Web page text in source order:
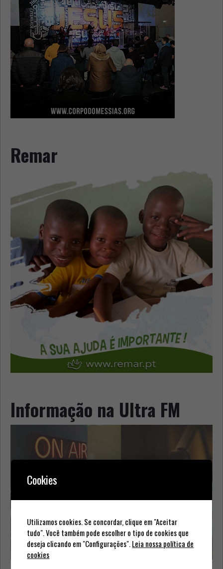
Remar
Informação na Ultra FM
Cookies
Utilizamos cookies. Se concordar, clique em "Aceitar
tudo". Você também pode escolher o tipo de cookies que
deseja clicando em "Configurações".Leia nossa política de
cookies